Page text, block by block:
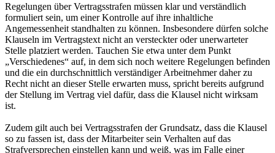
Regelungen über Vertragsstrafen müssen klar und verständlich
formuliert sein, um einer Kontrolle auf ihre inhaltliche
Angemessenheit standhalten zu können. Insbesondere dürfen solche
Klauseln im Vertragstext nicht an versteckter oder unerwarteter
Stelle platziert werden. Tauchen Sie etwa unter dem Punkt
„Verschiedenes“ auf, in dem sich noch weitere Regelungen befinden
und die ein durchschnittlich verständiger Arbeitnehmer daher zu
Recht nicht an dieser Stelle erwarten muss, spricht bereits aufgrund
der Stellung im Vertrag viel dafür, dass die Klausel nicht wirksam
ist.
Zudem gilt auch bei Vertragsstrafen der Grundsatz, dass die Klausel
so zu fassen ist, dass der Mitarbeiter sein Verhalten auf das
Strafversprechen einstellen kann und weiß, was im Falle einer